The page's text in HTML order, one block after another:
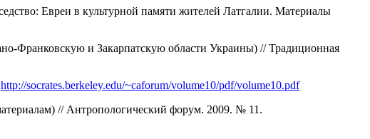
Евреи в культурной памяти жителей Латгалии. Материалы
Франковскую и Закарпатскую области Украины) // Традиционная
http://socrates.berkeley.edu/~caforum/volume10/pdf/volume10.pdf
// Антропологический форум. 2009. № 11.